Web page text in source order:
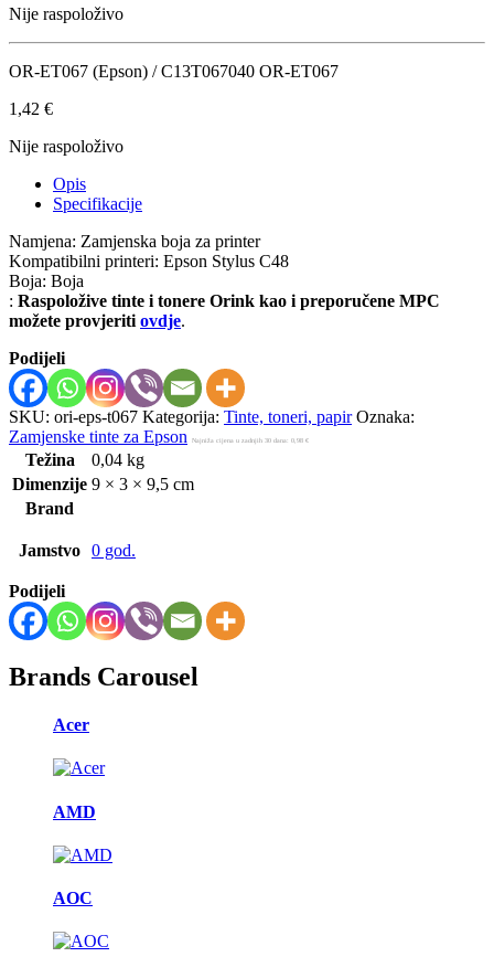
Nije raspoloživo
OR-ET067 (Epson) / C13T067040 OR-ET067
1,42 €
Nije raspoloživo
Opis
Specifikacije
Namjena: Zamjenska boja za printer
Kompatibilni printeri: Epson Stylus C48
Boja: Boja
: Raspoložive tinte i tonere Orink kao i preporučene MPC
možete provjeriti ovdje.
Podijeli
SKU: ori-eps-t067 Kategorija: Tinte, toneri, papir Oznaka:
Zamjenske tinte za Epson
Najniža cijena u zadnjih 30 dana: 0,98 €
Težina
0,04 kg
Dimenzije 9 × 3 × 9,5 cm
Brand
Jamstvo 0 god.
Podijeli
Brands Carousel
Acer
AMD
AOC